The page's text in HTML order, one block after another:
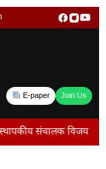
E-paper Join Us
न केल्यास पद